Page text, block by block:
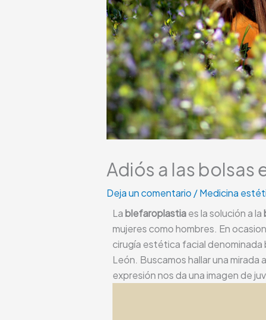
Adiós a las bolsas
Deja un comentario /Medicina
Lablefaroplastiaes la solución a la
mujeres como hombres. En
cirugía estética facial denominada
León. Buscamos hallar una mirada
expresión nos da una imagen de